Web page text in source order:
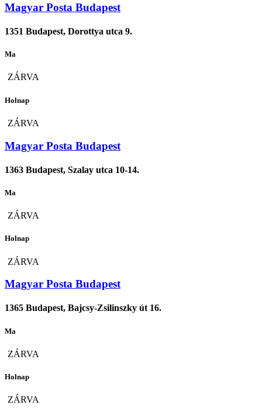
Magyar Posta Budapest
1351 Budapest, Dorottya utca 9.
Ma
ZÁRVA
Holnap
ZÁRVA
Magyar Posta Budapest
1363 Budapest, Szalay utca 10-14.
Ma
ZÁRVA
Holnap
ZÁRVA
Magyar Posta Budapest
1365 Budapest, Bajcsy-Zsilinszky út 16.
Ma
ZÁRVA
Holnap
ZÁRVA